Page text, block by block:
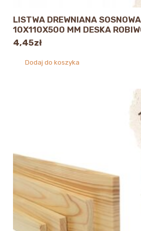
LISTWA DREWNIANA
10X110X500 MM DESKA
4,45zł
Dodaj do koszyka